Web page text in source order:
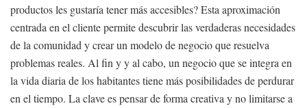
productos les gustaría tener más accesibles? Esta aproximación
centrada en el cliente permite descubrir las verdaderas necesidades
de la comunidad y crear un modelo de negocio que resuelva
problemas reales. Al fin y y al cabo, un negocio que se integra en
la vida diaria de los habitantes tiene más posibilidades de perdurar
en el tiempo. La clave es pensar de forma creativa y no limitarse a